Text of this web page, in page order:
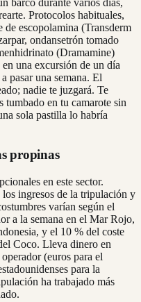
barco durante varios días,
Protocolos habituales,
de escopolamina (Transderm
ondansetrón tomado
(Dramamine)
una excursión de un día
pasar una semana. El
nadie te juzgará. Te
tumbado en tu camarote sin
sola pastilla lo habría
propinas
en este sector.
ingresos de la tripulación y
varían según el
a la semana en el Mar Rojo,
y el 10 % del coste
Coco. Lleva dinero en
(euros para el
para la
ha trabajado más